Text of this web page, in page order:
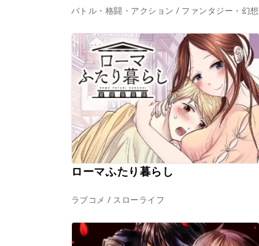
バトル・格闘・アクション / ファンタジー・幻想
ローマふたり暮らし
ラブコメ / スローライフ